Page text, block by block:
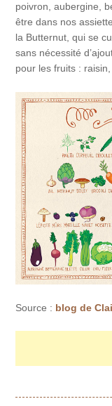
poivron, aubergine,
être dans nos
la Butternut, qui se
sans nécessité
pour les fruits :
Source : blog de